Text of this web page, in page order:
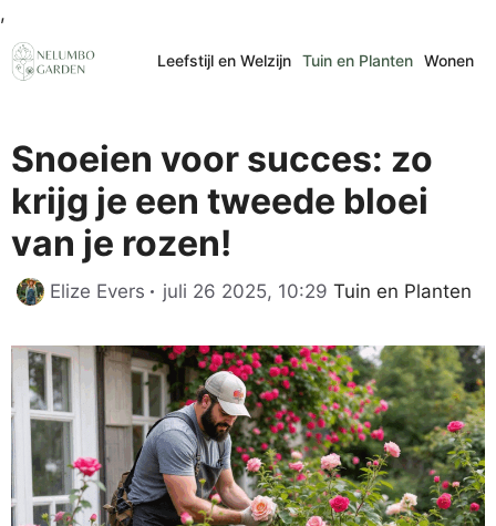
,
naar
de
Leefstijl en Welzijn Tuin en Planten Wonen
Snoeien voor succes: zo
krijg je een tweede bloei
van je rozen!
Elize Evers juli 26 2025, 10:29 Categorieën
Tuin en Planten